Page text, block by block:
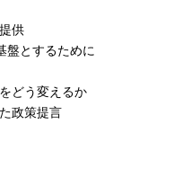
供
とするために
どう変えるか
政策提言